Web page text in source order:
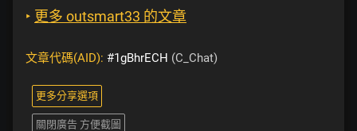
‣ 更多 outsmart33 的文章
文章代碼(AID): #1gBhrECH (C_Chat)
更多分享選項
關閉廣告 方便截圖